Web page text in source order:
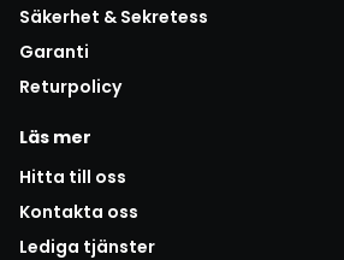
Säkerhet & Sekretess
Garanti
Returpolicy
Läs mer
Hitta till oss
Kontakta oss
Lediga tjänster